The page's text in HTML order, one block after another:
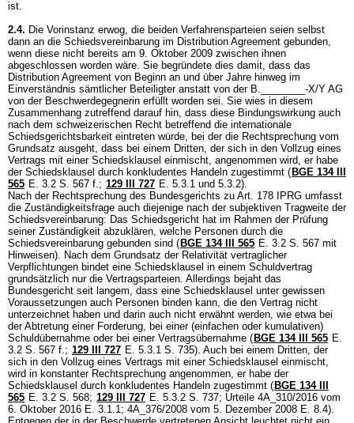
ist.
2.4. Die Vorinstanz erwog, die beiden Verfahrensparteien seien selbst
dann an die Schiedsvereinbarung im Distribution Agreement gebunden,
wenn diese nicht bereits am 9. Oktober 2009 zwischen ihnen
abgeschlossen worden wäre. Sie begründete dies damit, dass das
Distribution Agreement von Beginn an und über Jahre hinweg im
Einverständnis sämtlicher Beteiligter anstatt von der B.________-X/Y AG
von der Beschwerdegegnerin erfüllt worden sei. Sie wies in diesem
Zusammenhang zutreffend darauf hin, dass diese Bindungswirkung auch
nach dem schweizerischen Recht betreffend die internationale
Schiedsgerichtsbarkeit eintreten würde, bei der die Rechtsprechung vom
Grundsatz ausgeht, dass bei einem Dritten, der sich in den Vollzug eines
Vertrags mit einer Schiedsklausel einmischt, angenommen wird, er habe
der Schiedsklausel durch konkludentes Handeln zugestimmt ( BGE 134 III
565 E. 3.2 S. 567 f.; 129 III 727 E. 5.3.1 und 5.3.2).
Nach der Rechtsprechung des Bundesgerichts zu Art. 178 IPRG umfasst
die Zuständigkeitsfrage auch diejenige nach der subjektiven Tragweite der
Schiedsvereinbarung: Das Schiedsgericht hat im Rahmen der Prüfung
seiner Zuständigkeit abzuklären, welche Personen durch die
Schiedsvereinbarung gebunden sind ( BGE 134 III 565 E. 3.2 S. 567 mit
Hinweisen). Nach dem Grundsatz der Relativität vertraglicher
Verpflichtungen bindet eine Schiedsklausel in einem Schuldvertrag
grundsätzlich nur die Vertragsparteien. Allerdings bejaht das
Bundesgericht seit langem, dass eine Schiedsklausel unter gewissen
Voraussetzungen auch Personen binden kann, die den Vertrag nicht
unterzeichnet haben und darin auch nicht erwähnt werden, wie etwa bei
der Abtretung einer Forderung, bei einer (einfachen oder kumulativen)
Schuldübernahme oder bei einer Vertragsübernahme ( BGE 134 III 565 E.
3.2 S. 567 f.; 129 III 727 E. 5.3.1 S. 735). Auch bei einem Dritten, der
sich in den Vollzug eines Vertrags mit einer Schiedsklausel einmischt,
wird in konstanter Rechtsprechung angenommen, er habe der
Schiedsklausel durch konkludentes Handeln zugestimmt ( BGE 134 III
565 E. 3.2 S. 568; 129 III 727 E. 5.3.2 S. 737; Urteile 4A_310/2016 vom
6. Oktober 2016 E. 3.1.1; 4A_376/2008 vom 5. Dezember 2008 E. 8.4).